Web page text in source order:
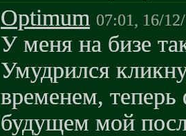
Optimum 07:01, 16/
У меня на бизе
Умудрился
временем, теперь
будущем мой